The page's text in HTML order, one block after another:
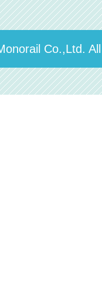
Co.,Ltd.